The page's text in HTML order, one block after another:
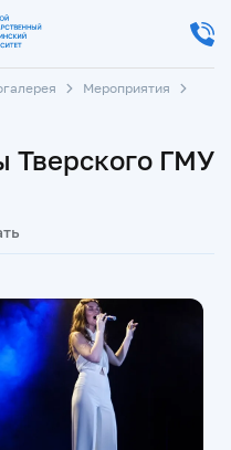
Мероприятия
Тверского ГМУ